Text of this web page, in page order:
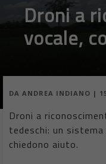
Droni a
vocale,
DA ANDREA INDIANO |
Droni a
tedeschi: un
chiedono aiuto.